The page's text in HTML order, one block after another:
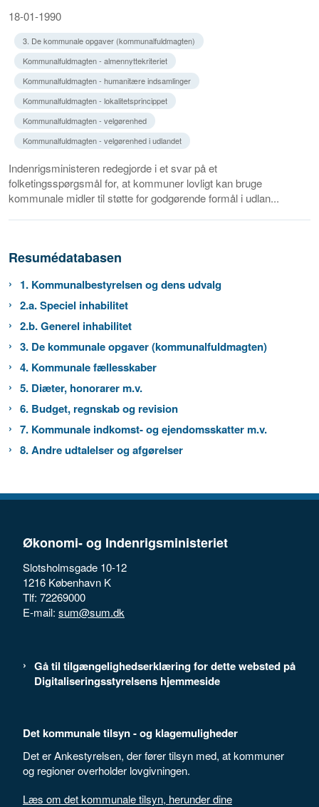
18-01-1990
3. De kommunale opgaver (kommunalfuldmagten)
Kommunalfuldmagten - almennyttekriteriet
Kommunalfuldmagten - humanitære indsamlinger
Kommunalfuldmagten - lokalitetsprincippet
Kommunalfuldmagten - velgørenhed
Kommunalfuldmagten - velgørenhed i udlandet
Indenrigsministeren redegjorde i et svar på et
folketingsspørgsmål for, at kommuner lovligt kan bruge
kommunale midler til støtte for godgørende formål i udlan...
Resumédatabasen
1. Kommunalbestyrelsen og dens udvalg
2.a. Speciel inhabilitet
2.b. Generel inhabilitet
3. De kommunale opgaver (kommunalfuldmagten)
4. Kommunale fællesskaber
5. Diæter, honorarer m.v.
6. Budget, regnskab og revision
7. Kommunale indkomst- og ejendomsskatter m.v.
8. Andre udtalelser og afgørelser
Økonomi- og Indenrigsministeriet
Slotsholmsgade 10-12
1216 København K
Tlf: 72269000
E-mail: sum@sum.dk
Gå til tilgængelighedserklæring for dette websted på
Digitaliseringsstyrelsens hjemmeside
Det kommunale tilsyn - og klagemuligheder
Det er Ankestyrelsen, der fører tilsyn med, at kommuner
og regioner overholder lovgivningen.
Læs om det kommunale tilsyn, herunder dine